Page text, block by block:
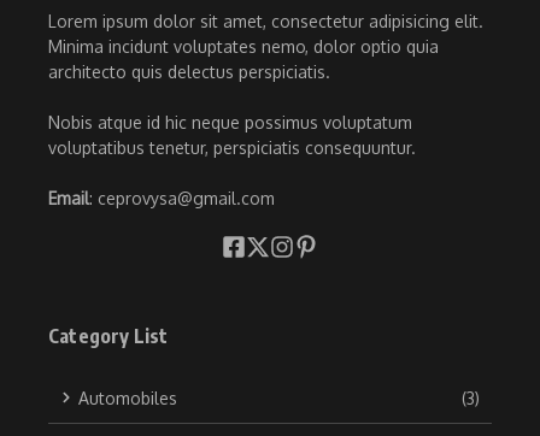
Lorem ipsum dolor sit amet, consectetur adipisicing elit.
Minima incidunt voluptates nemo, dolor optio quia
architecto quis delectus perspiciatis.
Nobis atque id hic neque possimus voluptatum
voluptatibus tenetur, perspiciatis consequuntur.
Email: ceprovysa@gmail.com
Category List
Automobiles (3)